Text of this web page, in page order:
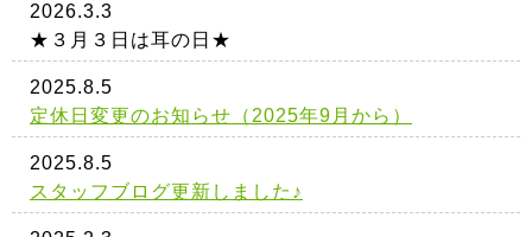
2026.3.3
★３月３日は耳の日★
2025.8.5
定休日変更のお知らせ（2025年9月から）
2025.8.5
スタッフブログ更新しました♪